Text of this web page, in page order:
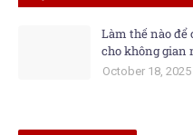
Làm thế nào
cho không gian
October 18, 2025